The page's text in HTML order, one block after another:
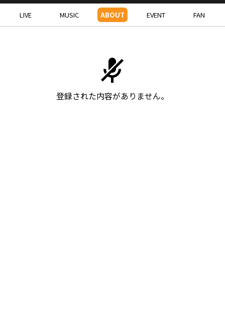
LIVE MUSIC ABOUT EVENT FAN
登録された内容がありません。